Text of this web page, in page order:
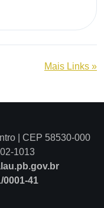
Mais Links »
| CEP 58530-000
1013
0001-41